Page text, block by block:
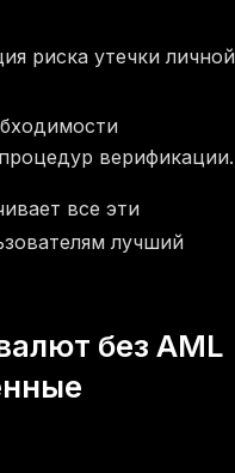
риска утечки личной
верификации.
все эти
лучший
без AML